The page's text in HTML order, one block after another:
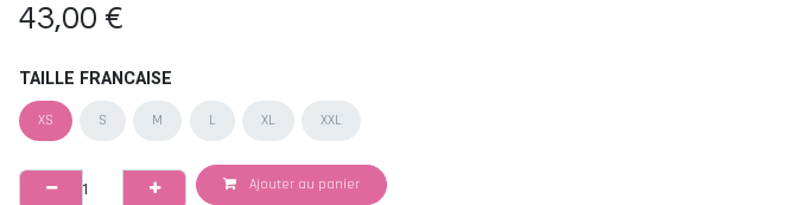
43,00 €
TAILLE FRANCAISE
XS S M L XL XXL
Ajouter au panier